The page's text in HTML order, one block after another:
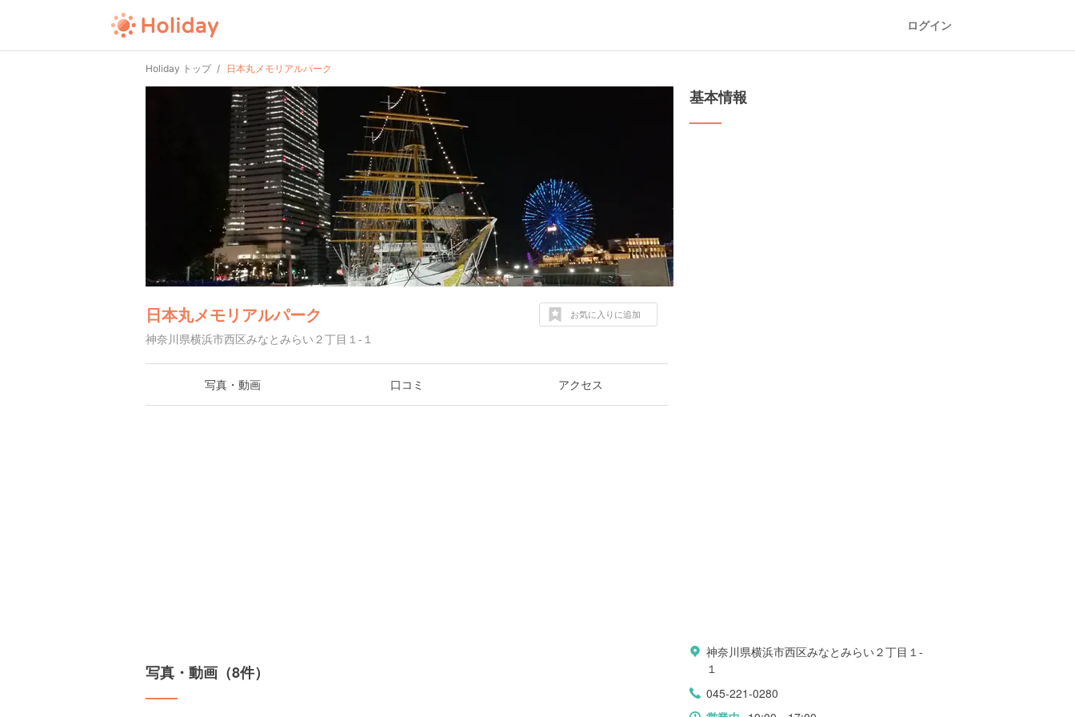
ログイン
Holiday トップ 日本丸メモリアルパーク
日本丸メモリアルパーク
神奈川県横浜市西区みなとみらい２丁目１-１
お気に入りに追加
写真・動画 口コミ アクセス
写真・動画（8件）
基本情報
神奈川県横浜市西区みなとみらい２丁目１-
１
045-221-0280